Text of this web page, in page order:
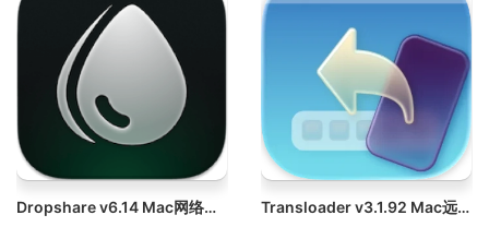
Dropshare v6.14 Mac网络文件共享工具下载破解版
Transloader v3.1.92 Mac远程管理下载任务破解版